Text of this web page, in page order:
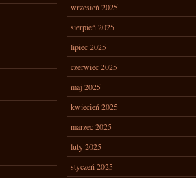
wrzesień 2025
sierpień 2025
lipiec 2025
czerwiec 2025
maj 2025
kwiecień 2025
marzec 2025
luty 2025
styczeń 2025